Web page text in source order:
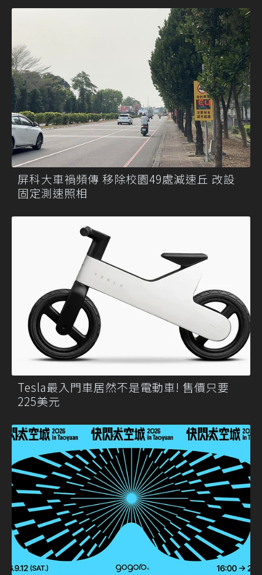
屏科大車禍頻傳 移除校園49處減速丘 改設
固定測速照相
Tesla最入門車居然不是電動車! 售價只要
225美元